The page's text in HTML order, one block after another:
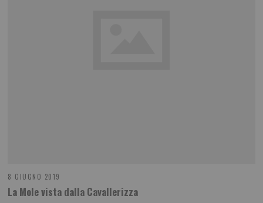
8 GIUGNO 2019
La Mole vista dalla Cavallerizza